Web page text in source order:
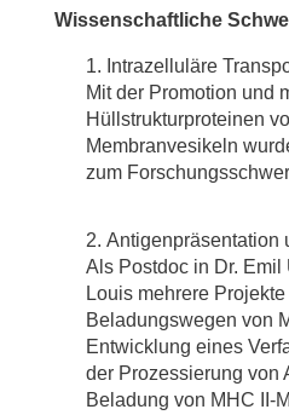
Wissenschaftliche
Intrazelluläre
Mit der Promotion und
Hüllstrukturproteinen
Membranvesikeln
zum
Antigenpräsentation
Als Postdoc in Dr. Emil
Louis mehrere
Beladungswegen von
Entwicklung eines
der Prozessierung von
Beladung von MHC II-